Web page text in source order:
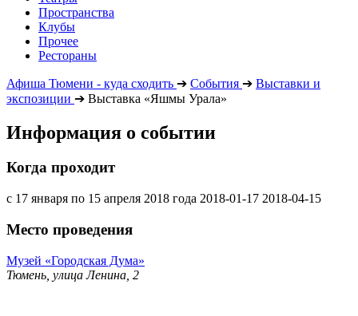
Пространства
Клубы
Прочее
Рестораны
Афиша Тюмени - куда сходить ➔ События ➔ Выставки и
экспозиции ➔ Выставка «Яшмы Урала»
Информация о событии
Когда проходит
с 17 января по 15 апреля 2018 года 2018-01-17 2018-04-15
Место проведения
Музей «Городская Дума»
Тюмень, улица Ленина, 2